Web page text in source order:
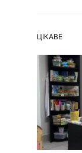
ЦІКАВЕ